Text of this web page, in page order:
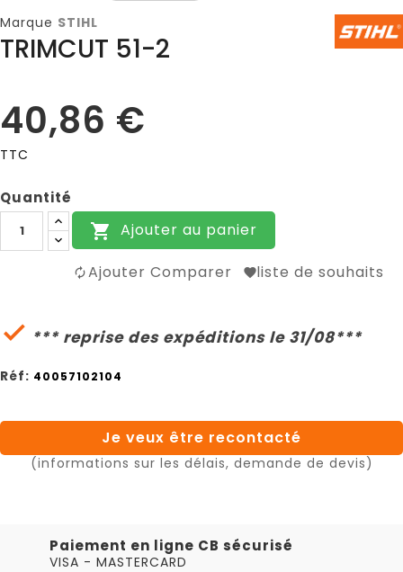
Marque STIHL
TRIMCUT 51-2
40,86 €
TTC
Quantité
 Ajouter au panier
Ajouter Comparer liste de souhaits
 *** reprise des expéditions le 31/08***
Réf: 40057102104
Je veux être recontacté
(informations sur les délais, demande de devis)
Paiement en ligne CB sécurisé
VISA - MASTERCARD